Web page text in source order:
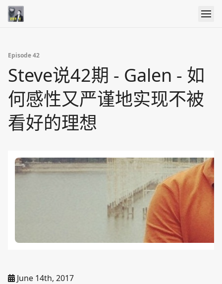
Episode 42
Steve说42期 - Galen - 如
何感性又严谨地实现不被
看好的理想
June 14th, 2017